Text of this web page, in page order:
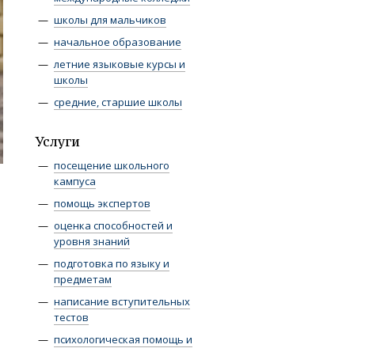
школы для мальчиков
начальное образование
летние языковые курсы и
школы
средние, старшие школы
Услуги
посещение школьного
кампуса
помощь экспертов
оценка способностей и
уровня знаний
подготовка по языку и
предметам
написание вступительных
тестов
психологическая помощь и